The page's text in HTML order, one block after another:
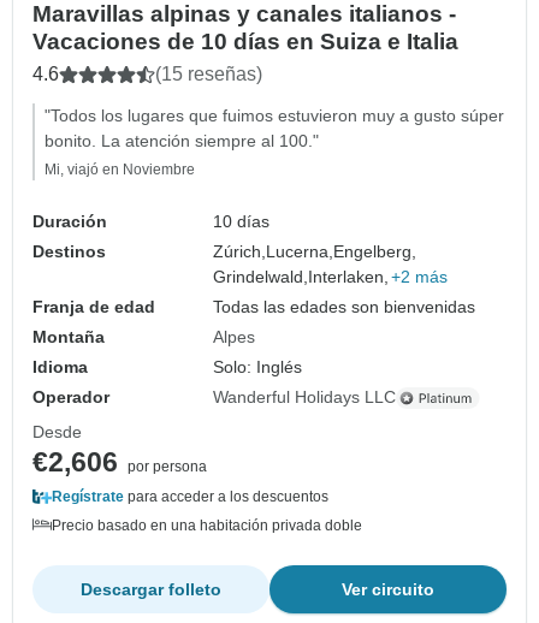
Maravillas alpinas y canales italianos -
Vacaciones de 10 días en Suiza e Italia
4.6 (15 reseñas)
"Todos los lugares que fuimos estuvieron muy a gusto súper
bonito. La atención siempre al 100."
Mi, viajó en Noviembre
Duración
10 días
Destinos
Zúrich,Lucerna,Engelberg,
Grindelwald,Interlaken, +2 más
Franja de edad
Todas las edades son bienvenidas
Montaña
Alpes
Idioma
Solo: Inglés
Operador
Wanderful Holidays LLC
Desde
€2,606
por persona
Regístrate para acceder a los descuentos
Precio basado en una habitación privada doble
Ver circuito
Descargar folleto